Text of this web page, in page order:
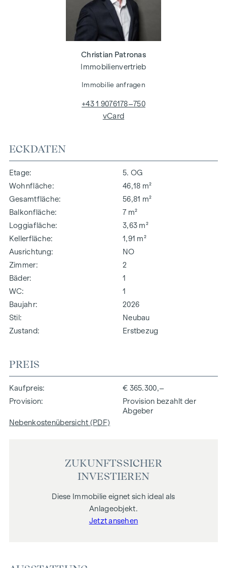
ECKDATEN
Etage
5. OG
Wohnfläche
46,18 m²
Gesamtfläche
56,81 m²
Balkonfläche
7 m²
Loggiafläche
3,63 m²
Kellerfläche
1,91 m²
Ausrichtung
NO
Zimmer
2
Bäder
1
WC
1
Baujahr
2026
Stil
Neubau
Zustand
Erstbezug
PREIS
Kaufpreis
€ 365.300,–
Provision
Provision bezahlt der
Abgeber
Nebenkostenübersicht (PDF)
ZUKUNFTSSICHER
INVESTIEREN
Diese Immobilie eignet sich ideal als
Anlageobjekt.
Jetzt ansehen
Christian Patronas
Immobilienvertrieb
Immobilie anfragen
+43 1 9076178–750
vCard